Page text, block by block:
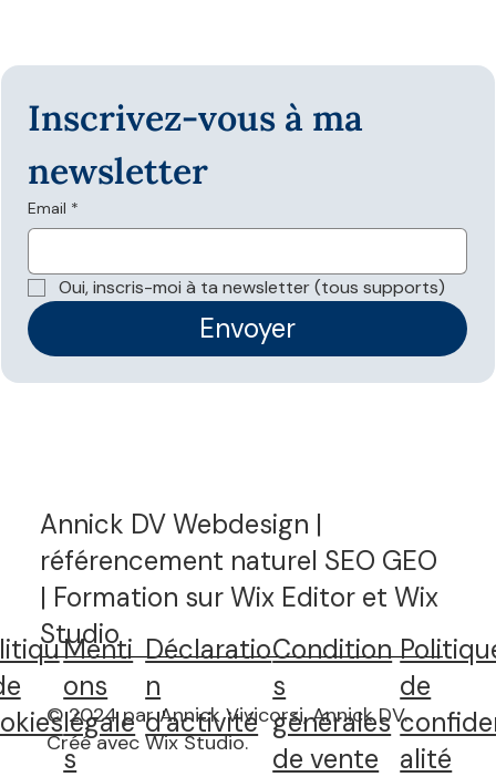
Inscrivez-vous à ma
newsletter
Email *
Oui, inscris-moi à ta newsletter (tous supports)
Envoyer
Annick DV Webdesign |
référencement naturel SEO GEO
| Formation sur Wix Editor et Wix
Studio
Menti
ons
légale
s
Déclaratio
n
d'activité
de
alité
Condition
s
générales
de vente
© 2024 par Annick Vivicorsi, Annick DV.
Créé avec Wix Studio.